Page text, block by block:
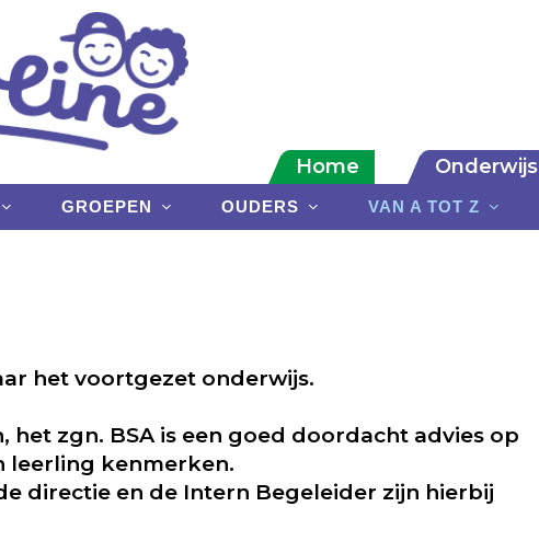
Home Onderwijs
GROEPEN OUDERS VAN A TOT Z
het voortgezet onderwijs.
het zgn. BSA is een goed doordacht advies op
leerling kenmerken.
directie en de Intern Begeleider zijn hierbij